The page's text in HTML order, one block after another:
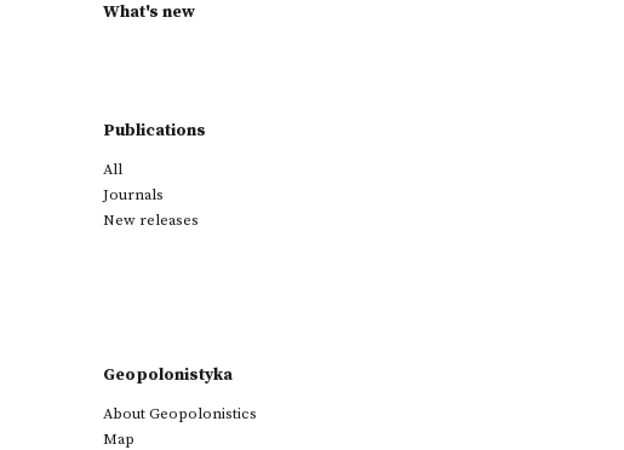
What's new
Publications
All
Journals
New releases
Geopolonistyka
About Geopolonistics
Map